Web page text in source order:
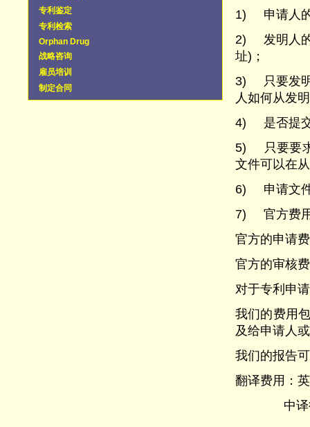
专利鉴定
专利检索
Orphan Drug
战略咨询
雇员培训
制定合同
1) 申请人
2) 发明人的
址)；
3) 只要发明
人如何从发
4) 是否提交
5) 只要要求
文件可以在
6) 申请文件
7) 官方费
官方的申请
官方的审核
对于专利申
我们的费用
及给申请人
我们的报告
翻译费用：
中译德